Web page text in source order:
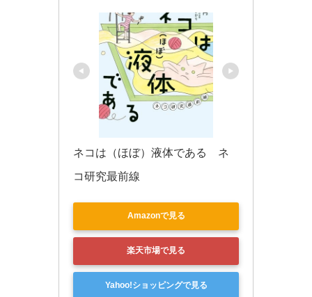
ネコは（ほぼ）液体である　ネ
コ研究最前線
Amazonで見る
楽天市場で見る
Yahoo!ショッピングで見る